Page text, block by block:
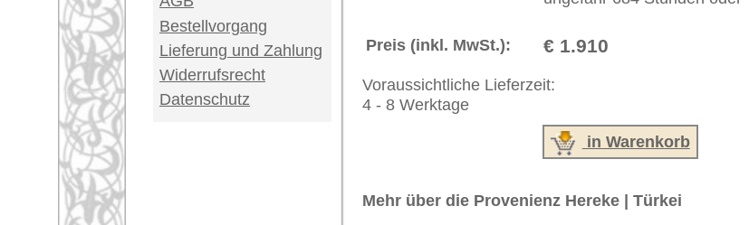
Geschäftsbedingungen